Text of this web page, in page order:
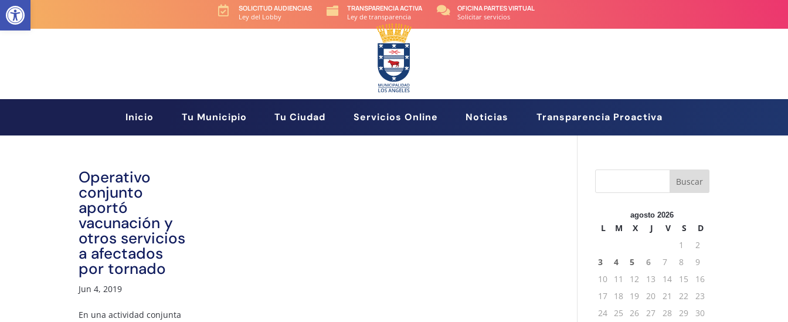

SOLICITUD AUDIENCIAS
Ley del Lobby

TRANSPARENCIA ACTIVA
Ley de transparencia

OFICINA PARTES VIRTUAL
Solicitar servicios
Inicio Tu Municipio Tu Ciudad Servicios Online Noticias Transparencia Proactiva
Operativo
conjunto
aportó
vacunación y
otros servicios
a afectados
por tornado
Jun 4, 2019
En una actividad conjunta
agosto 2026
L M X J V S
D
1
2
3
4 5 6 7 8
9
10
11 12 13 14 15
16
17
18 19 20 21 22
23
24 25 26 27 28 29
30